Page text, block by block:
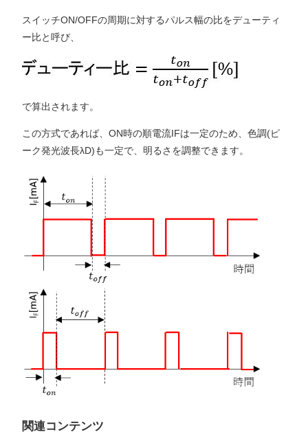
スイッチON/OFFの周期に対するパルス幅の比をデューティ
ー比と呼び、
で算出されます。
この方式であれば、ON時の順電流IFは一定のため、色調(ピ
ーク発光波長λD)も一定で、明るさを調整できます。
関連コンテンツ